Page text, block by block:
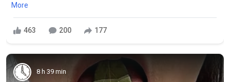
More
463 200 177
8 h 39 min